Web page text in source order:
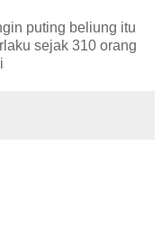
puting beliung itu
sejak 310 orang